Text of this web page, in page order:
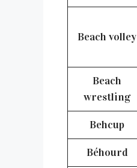
Beach volley
Beach
wrestling
Behcup
Béhourd